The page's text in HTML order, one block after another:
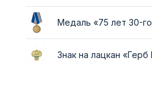
Медаль «75 лет 30-
Знак на лацкан